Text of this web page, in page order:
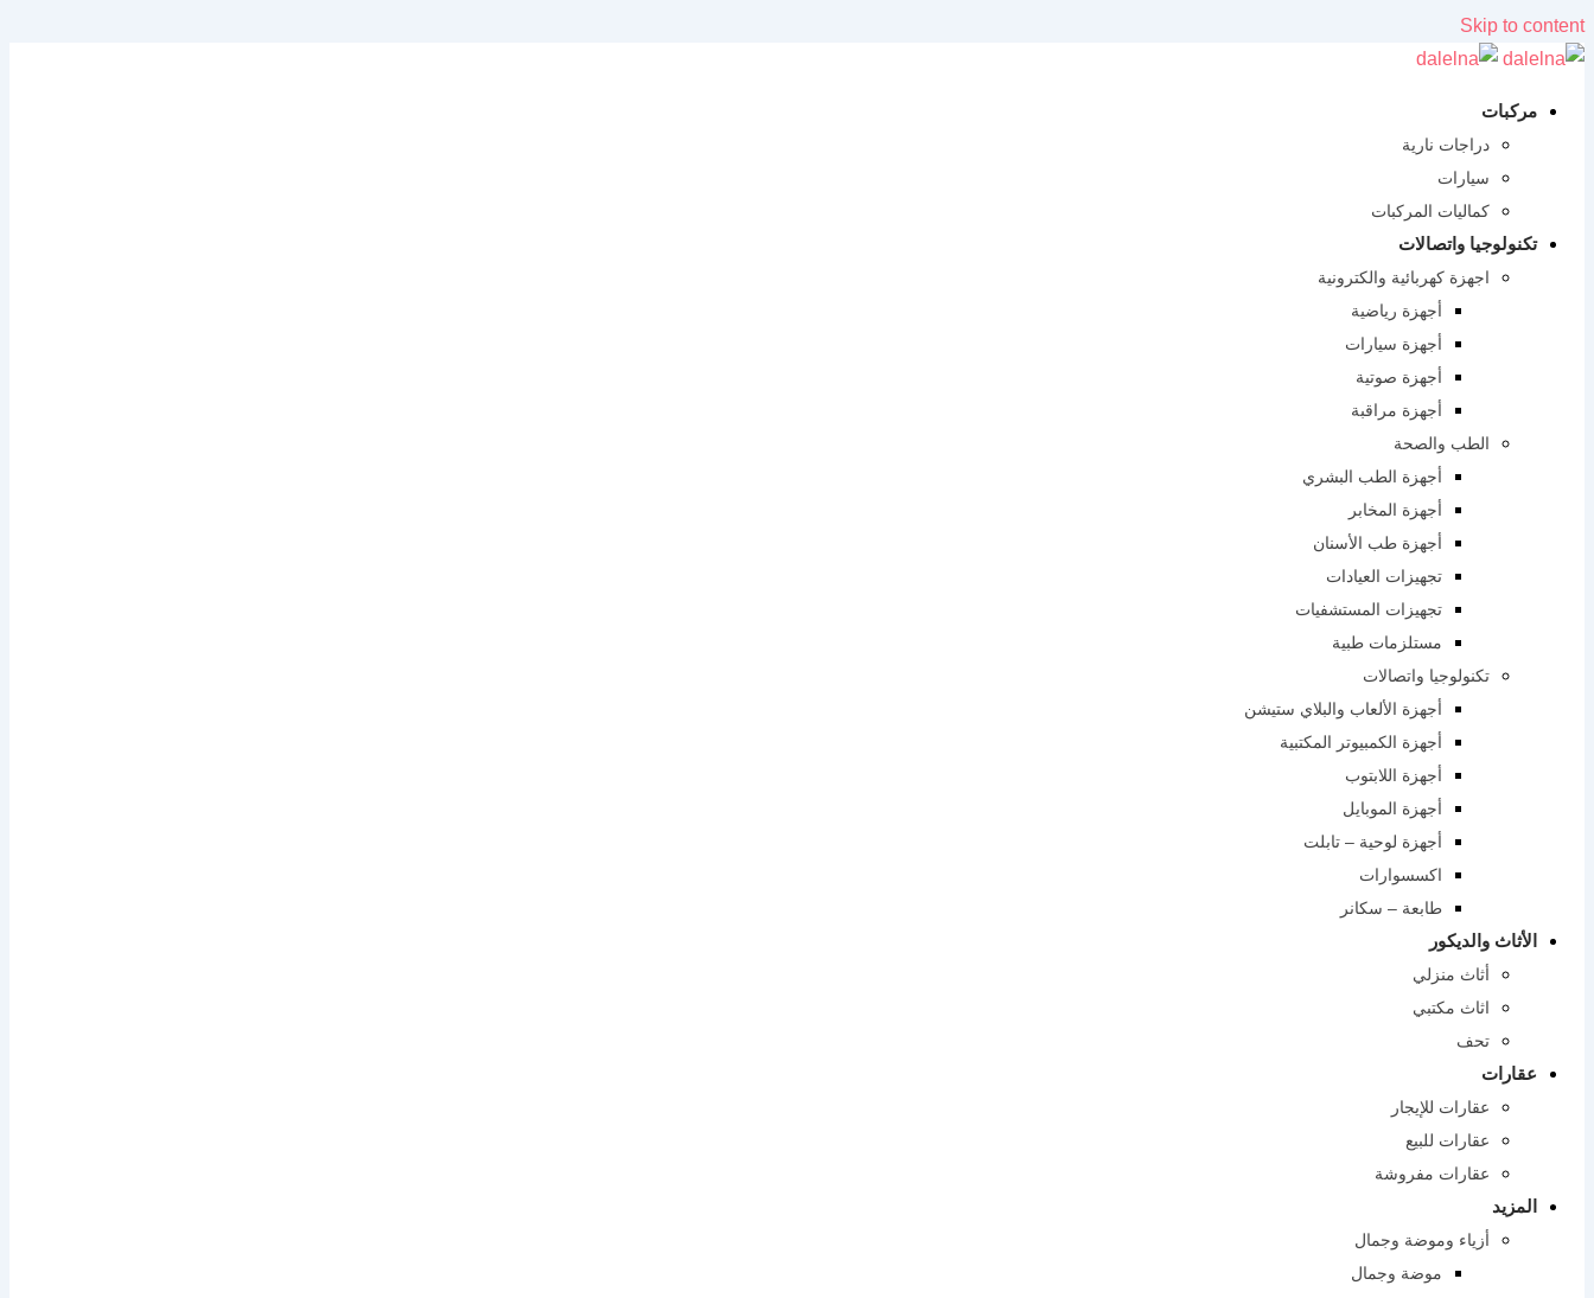
Skip to content
مركبات
دراجات نارية
سيارات
كماليات المركبات
تكنولوجيا واتصالات
اجهزة كهربائية والكترونية
أجهزة رياضية
أجهزة سيارات
أجهزة صوتية
أجهزة مراقبة
الطب والصحة
أجهزة الطب البشري
أجهزة المخابر
أجهزة طب الأسنان
تجهيزات العيادات
تجهيزات المستشفيات
مستلزمات طبية
تكنولوجيا واتصالات
أجهزة الألعاب والبلاي ستيشن
أجهزة الكمبيوتر المكتبية
أجهزة اللابتوب
أجهزة الموبايل
أجهزة لوحية – تابلت
اكسسوارات
طابعة – سكانر
الأثاث والديكور
أثاث منزلي
اثاث مكتبي
تحف
عقارات
عقارات للإيجار
عقارات للبيع
عقارات مفروشة
المزيد
أزياء وموضة وجمال
موضة وجمال